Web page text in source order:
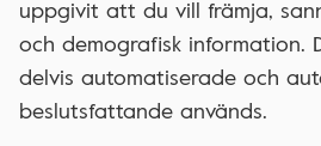
uppgivit att du vill främja,
och demografisk information.
delvis automatiserade och
beslutsfattande används.